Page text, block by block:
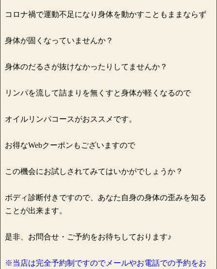
コロナ禍で運動不足になり身体を動かすこともままならず
身体が固くなっていませんか？
身体のだるさが抜けなかったりしてませんか？
リンパを流して詰まりを無くすと身体が軽くなるので
オイルリンパコースがおススメです。
お得なWebクーポンもございますので
この機会にお試しされてみてはいかがでしょうか？
ボディ診断付きですので、あなた自身の身体の歪みを知る
ことが出来ます。
是非、お問合せ・ご予約をお待ちしております♪
※当店は完全予約制ですのでメールやお電話での予約をお